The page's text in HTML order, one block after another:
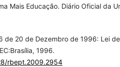
Mais Educação. Diário Oficial da
de 20 de Dezembro de 1996: Lei
1996.
rbept.2009.2954